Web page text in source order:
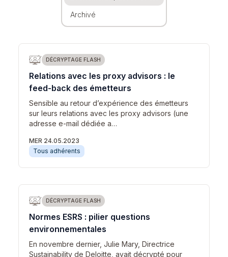
Archivé
DÉCRYPTAGE FLASH
Relations avec les proxy advisors : le
feed-back des émetteurs
Sensible au retour d’expérience des émetteurs
sur leurs relations avec les proxy advisors (une
adresse e-mail dédiée a…
MER 24.05.2023
Tous adhérents
DÉCRYPTAGE FLASH
Normes ESRS : pilier questions
environnementales
En novembre dernier, Julie Mary, Directrice
Sustainability de Deloitte, avait décrypté pour